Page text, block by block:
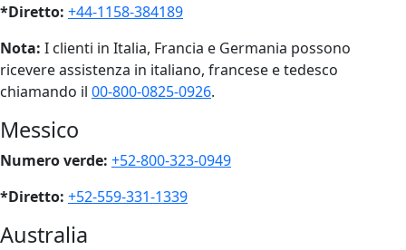
*Diretto: +44-1158-384189
Nota: I clienti in Italia, Francia e Germania possono
ricevere assistenza in italiano, francese e tedesco
chiamando il 00-800-0825-0926.
Messico
Numero verde: +52-800-323-0949
*Diretto: +52-559-331-1339
Australia